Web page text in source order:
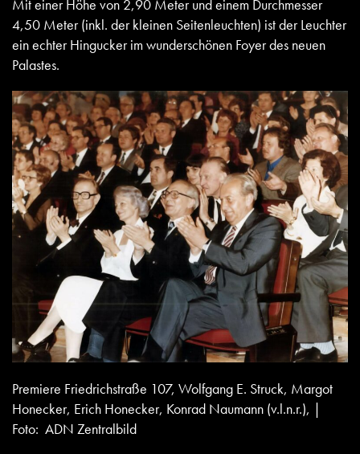
Mit einer Höhe von 2,90 Meter und einem Durchmesser
4,50 Meter (inkl. der kleinen Seitenleuchten) ist der Leuchter
ein echter Hingucker im wunderschönen Foyer des neuen
Palastes.
Premiere Friedrichstraße 107, Wolfgang E. Struck, Margot
Honecker, Erich Honecker, Konrad Naumann (v.l.n.r.), |
Foto: ADN Zentralbild